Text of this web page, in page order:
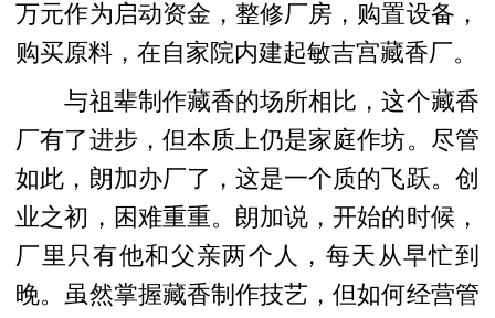
万元作为启动资金，整修厂房，购置设备，
购买原料，在自家院内建起敏吉宫藏香厂。
与祖辈制作藏香的场所相比，这个藏香
厂有了进步，但本质上仍是家庭作坊。尽管
如此，朗加办厂了，这是一个质的飞跃。创
业之初，困难重重。朗加说，开始的时候，
厂里只有他和父亲两个人，每天从早忙到
晚。虽然掌握藏香制作技艺，但如何经营管